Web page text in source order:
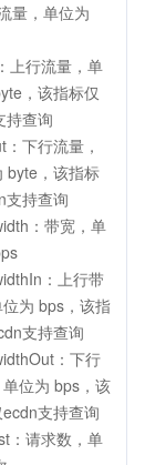
量，单位为
上行流量，单
，该指标仅
持查询
下行流量，
byte，该指标
支持查询
：带宽，单
：上行带
为 bps，该指
支持查询
：下行
位为 bps，该
支持查询
：请求数，单